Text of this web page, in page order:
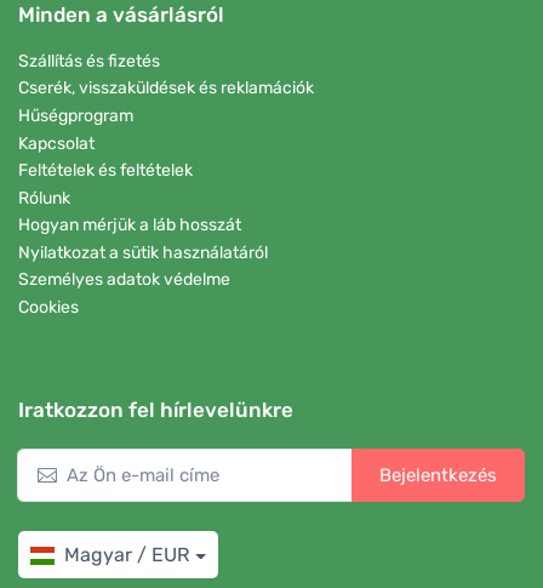
Minden a vásárlásról
Szállítás és fizetés
Cserék, visszaküldések és reklamációk
Hűségprogram
Kapcsolat
Feltételek és feltételek
Rólunk
Hogyan mérjük a láb hosszát
Nyilatkozat a sütik használatáról
Személyes adatok védelme
Cookies
Iratkozzon fel hírlevelünkre
Bejelentkezés
Magyar / EUR